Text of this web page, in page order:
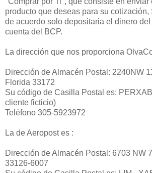
producto que deseas para su cotización,
de acuerdo solo depositaria el dinero
cuenta del BCP.
La dirección que nos proporciona
Dirección de Almacén Postal: 2240NW
Florida 33172
Su código de Casilla Postal es:
cliente ficticio)
Teléfono 305-5923972
La de Aeropost es :
Dirección de Almacén Postal: 6703 NW
33126-6007